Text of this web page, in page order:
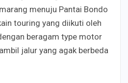
menuju Pantai Bondo
touring yang diikuti oleh
beragam type motor
jalur yang agak berbeda